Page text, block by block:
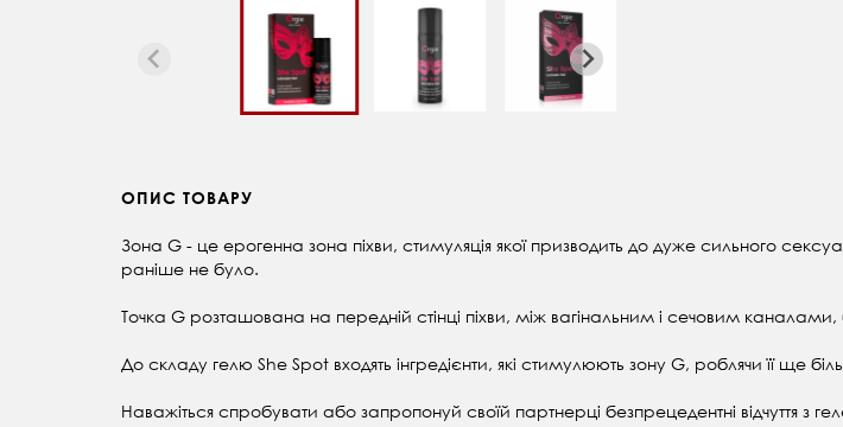
ОПИС ТОВАРУ
Зона G - це ерогенна зона піхви, стимуляція якої призводить до дуже сильного
раніше не було.
Точка G розташована на передній стінці піхви, між вагінальним і сечовим
До складу гелю She Spot входять інгредієнти, які стимулюють зону G, роблячи її ще
Наважіться спробувати або запропонуй своїй партнерці безпрецедентні відчуття з